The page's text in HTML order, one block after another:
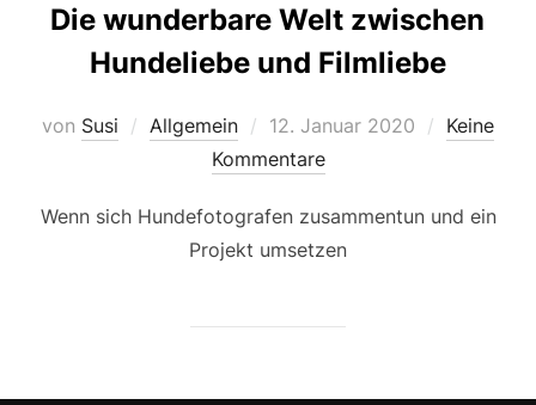
Die wunderbare Welt zwischen
Hundeliebe und Filmliebe
von Susi Allgemein
Veröffentlicht
am
12. Januar 2020
Keine
Kommentare
Wenn sich Hundefotografen zusammentun und ein
Projekt umsetzen